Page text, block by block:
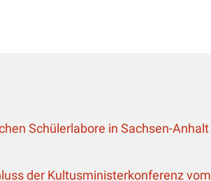
Schülerlabore in Sachsen-Anhalt
der Kultusministerkonferenz